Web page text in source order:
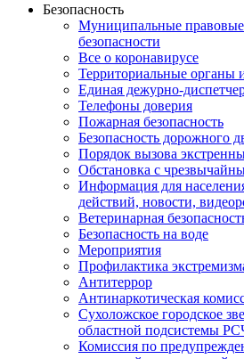
Безопасность
Муниципальные
безопасности
Все о коронавирусе
Территориальные органы
Единая дежурно-
Телефоны доверия
Пожарная безопасность
Безопасность дорожного
Порядок вызова
Обстановка с
Информация для
действий, новости,
Ветеринарная
Безопасность на воде
Мероприятия
Профилактика
Антитеррор
Антинаркотическая
Сухоложское городское
областной подсистемы
Комиссия по